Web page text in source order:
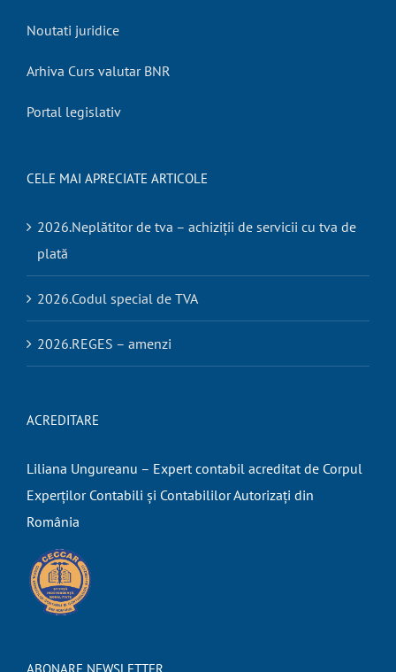
Noutati juridice
Arhiva Curs valutar BNR
Portal legislativ
CELE MAI APRECIATE ARTICOLE
2026.Neplătitor de tva – achiziții de servicii cu tva de
plată
2026.Codul special de TVA
2026.REGES – amenzi
ACREDITARE
Liliana Ungureanu – Expert contabil acreditat de Corpul
Experților Contabili și Contabililor Autorizați din
România